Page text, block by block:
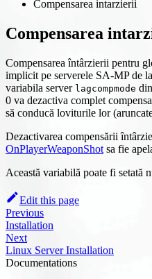
Compensarea intarzierii
Compensarea
Compensarea întârzierii pentru
implicit pe serverele SA-MP de
variabila server lagcompmode
0 va dezactiva complet
să conducă loviturile lor
Dezactivarea compensării
OnPlayerWeaponShot sa fie
Această variabilă poate fi setată
Edit this page
Previous
Installation
Next
Linux Server Installation
Documentations